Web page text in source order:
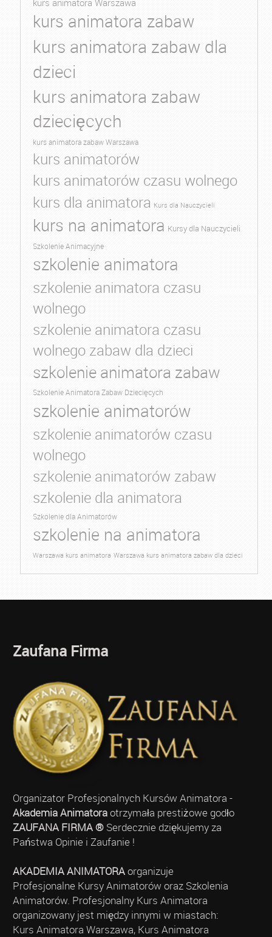
kurs animatora Warszawa
kurs animatora zabaw
kurs animatora zabaw dla
dzieci
kurs animatora zabaw
dziecięcych
kurs animatora zabaw Warszawa
kurs animatorów
kurs animatorów czasu wolnego
kurs dla animatora Kurs dla Nauczycieli
kurs na animatora Kursy dla Nauczycieli
Szkolenie Animacyjne
szkolenie animatora
szkolenie animatora czasu
wolnego
szkolenie animatora czasu
wolnego zabaw dla dzieci
szkolenie animatora zabaw
Szkolenie Animatora Zabaw Dziecięcych
szkolenie animatorów
szkolenie animatorów czasu
wolnego
szkolenie animatorów zabaw
szkolenie dla animatora
Szkolenie dla Animatorów
szkolenie na animatora
Warszawa kurs animatora Warszawa kurs animatora zabaw dla dzieci
Zaufana Firma
Organizator Profesjonalnych Kursów Animatora -
Akademia Animatoraotrzymała prestiżowe godło
ZAUFANA FIRMA ®Serdecznie dziękujemy za
Państwa Opinie i Zaufanie !
AKADEMIA ANIMATORAorganizuje
Profesjonalne Kursy Animatorów oraz Szkolenia
Animatorów. Profesjonalny Kurs Animatora
organizowany jest między innymi w miastach:
Kurs Animatora Warszawa, Kurs Animatora